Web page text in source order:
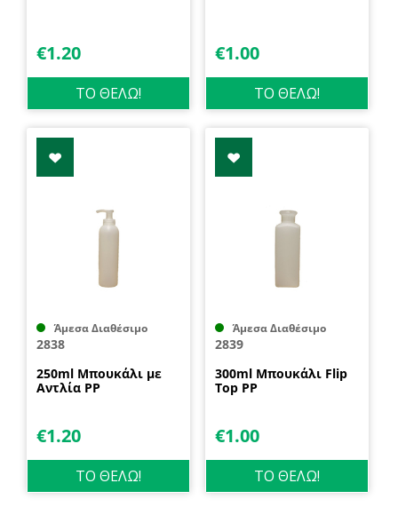
€1.20
ΤΟ ΘΕΛΩ!
€1.00
ΤΟ ΘΕΛΩ!
Άμεσα Διαθέσιμο
2838
250ml Μπουκάλι με
Αντλία PP
€1.20
ΤΟ ΘΕΛΩ!
Άμεσα Διαθέσιμο
2839
300ml Μπουκάλι Flip
Top PP
€1.00
ΤΟ ΘΕΛΩ!